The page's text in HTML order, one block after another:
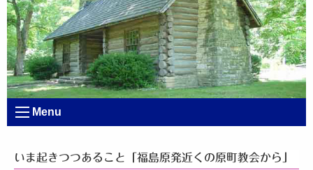
Menu
いま起きつつあること「福島原発近くの原町教会から」